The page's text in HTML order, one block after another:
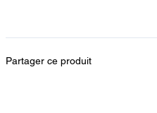
Partager ce produit